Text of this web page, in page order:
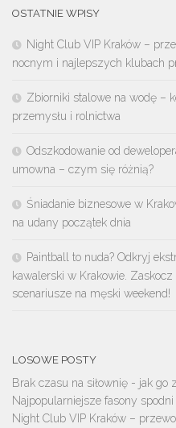
OSTATNIE WPISY
Night Club VIP Kraków –
nocnym i najlepszych klubach
Zbiorniki stalowe na wodę –
przemysłu i rolnictwa
Odszkodowanie od
umowna – czym się różnią?
Śniadanie biznesowe w
na udany początek dnia
Paintball to nuda? Odkryj
kawalerski w Krakowie.
scenariusze na męski weekend!
LOSOWE POSTY
Brak czasu na siłownię - jak go
Najpopularniejsze fasony
Night Club VIP Kraków –